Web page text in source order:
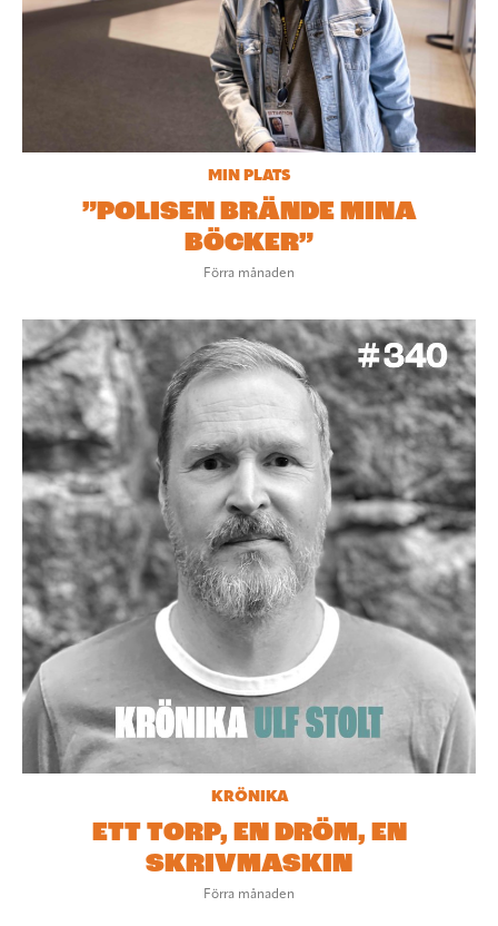
MIN PLATS
”POLISEN BRÄNDE MINA
BÖCKER”
Förra månaden
KRÖNIKA
ETT TORP, EN DRÖM, EN
SKRIVMASKIN
Förra månaden